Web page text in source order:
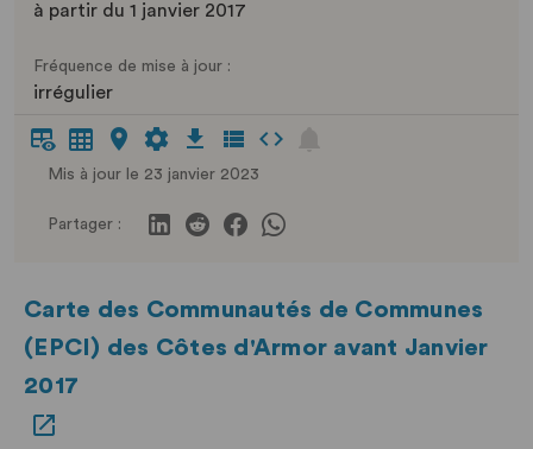
à partir du 1 janvier 2017
Fréquence de mise à jour :
irrégulier
Mis à jour le 23 janvier 2023
Partager :
Carte des Communautés de Communes
(EPCI) des Côtes d'Armor avant Janvier
2017